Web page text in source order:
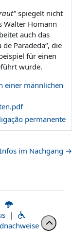
spiegelt nicht
Walter Homann
auch das
Paradeda“, die
für einen
wurde.
einer männlichen
permanente
im Nachgang →
|